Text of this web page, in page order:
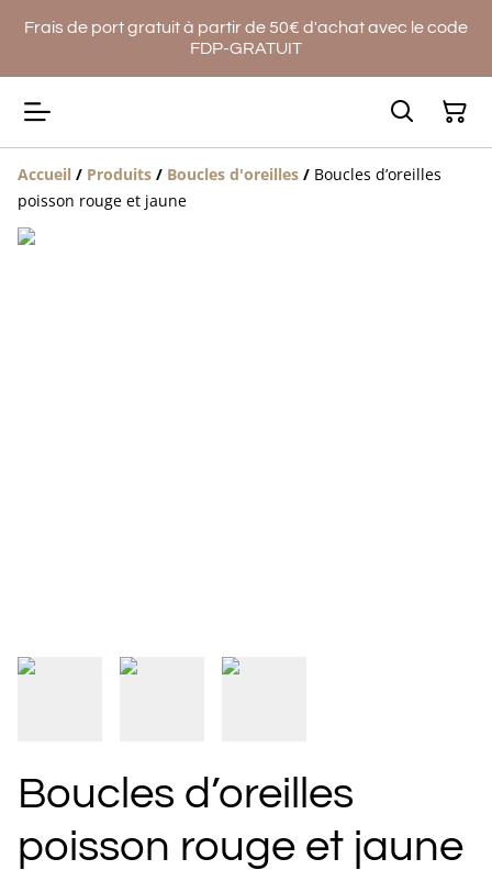
Frais de port gratuit à partir de 50€ d'achat avec le code
FDP-GRATUIT
Accueil / Produits / Boucles d'oreilles / Boucles d’oreilles
poisson rouge et jaune
Boucles d’oreilles
poisson rouge et jaune